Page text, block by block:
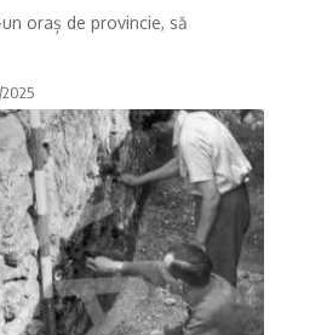
oraș de provincie, să